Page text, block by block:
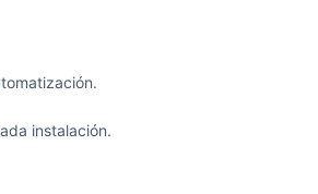
instalación.